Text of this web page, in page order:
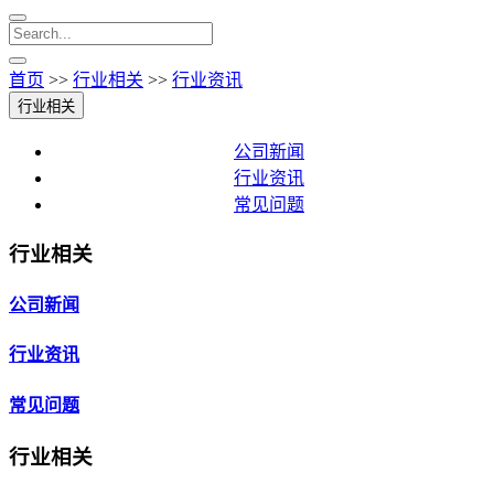
首页 >> 行业相关 >> 行业资讯
行业相关
公司新闻
行业资讯
常见问题
行业相关
公司新闻
行业资讯
常见问题
行业相关